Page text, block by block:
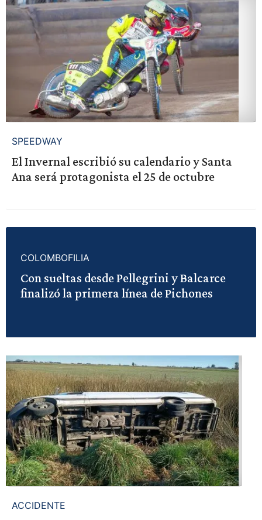
SPEEDWAY
El Invernal escribió su calendario y Santa
Ana será protagonista el 25 de octubre
COLOMBOFILIA
Con sueltas desde Pellegrini y Balcarce
finalizó la primera línea de Pichones
ACCIDENTE